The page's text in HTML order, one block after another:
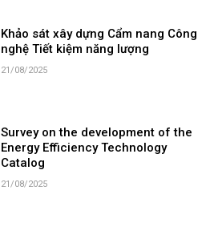
Khảo sát xây dựng Cẩm nang Công
nghệ Tiết kiệm năng lượng
21/08/2025
Survey on the development of the
Energy Efficiency Technology
Catalog
21/08/2025